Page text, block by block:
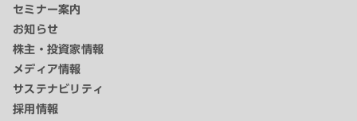
セミナー案内
お知らせ
株主・投資家情報
メディア情報
サステナビリティ
採用情報